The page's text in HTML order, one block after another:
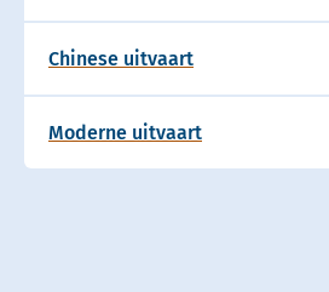
Chinese uitvaart
Moderne uitvaart